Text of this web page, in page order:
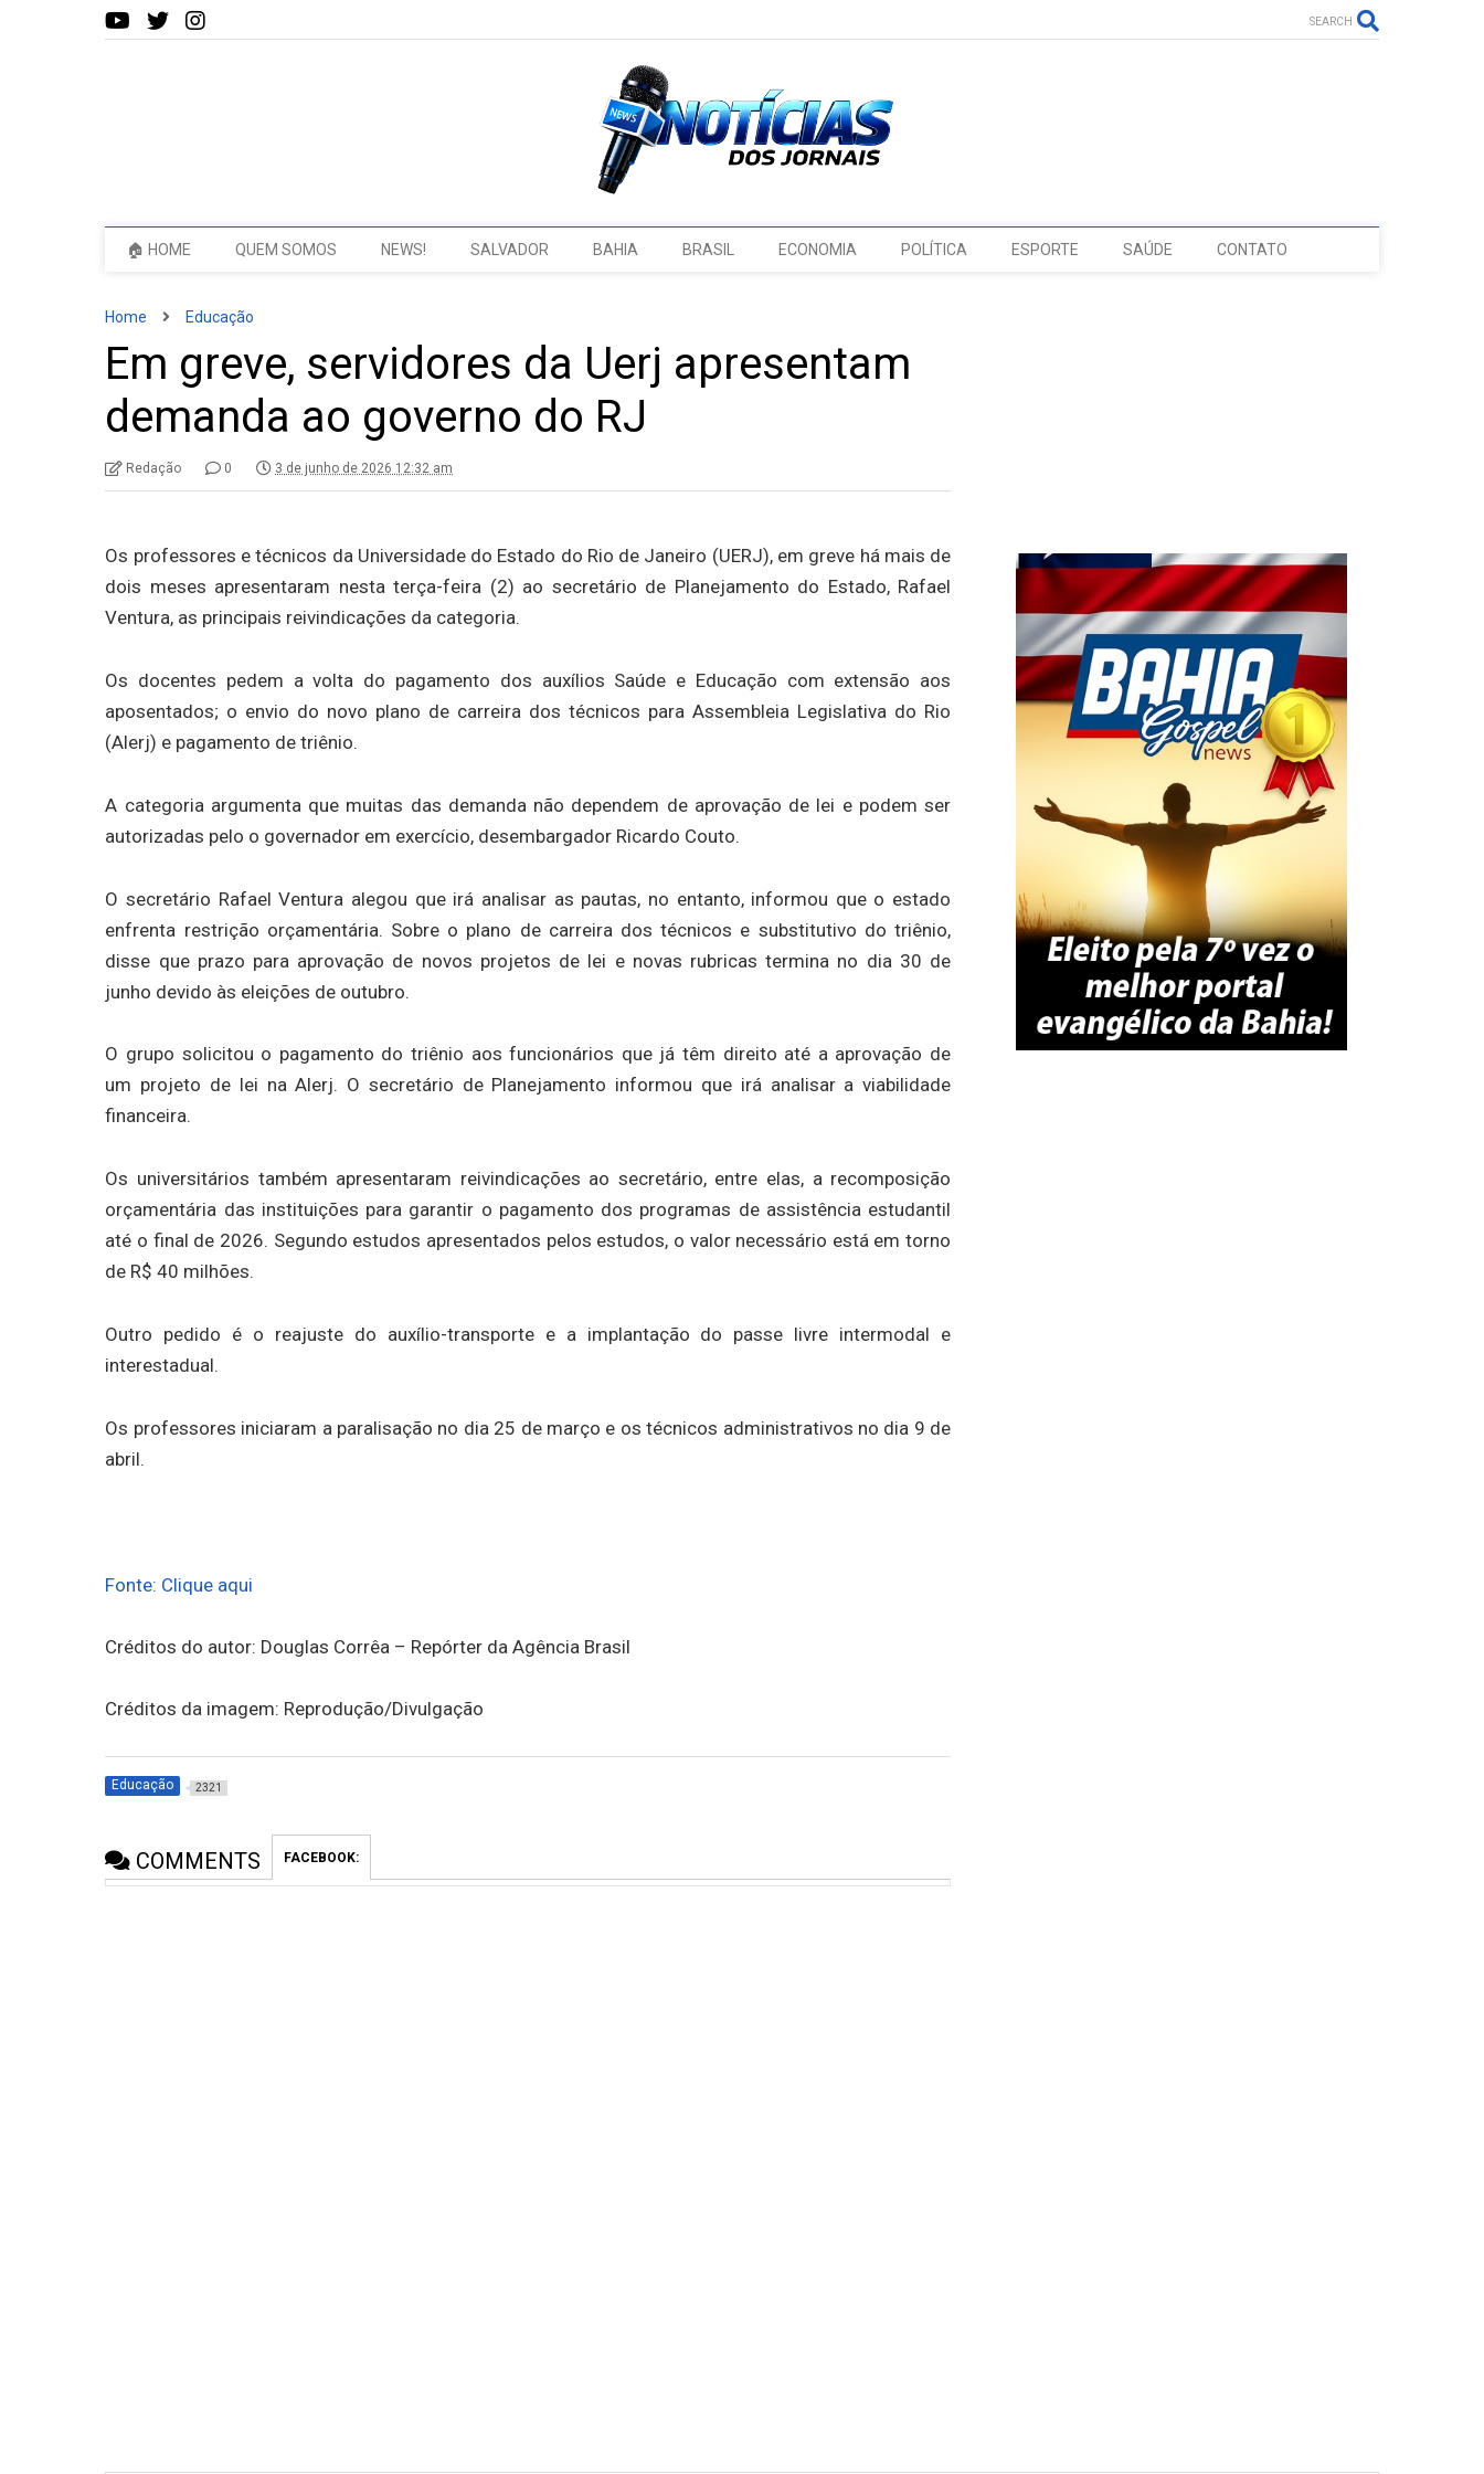
SEARCH
🏠 HOME QUEM SOMOS NEWS! SALVADOR BAHIA BRASIL ECONOMIA POLÍTICA ESPORTE SAÚDE CONTATO
Home Educação
Em greve, servidores da Uerj apresentam
demanda ao governo do RJ
Redação 0 3 de junho de 2026 12:32 am
Os professores e técnicos da Universidade do Estado do Rio de Janeiro (UERJ), em greve há mais de
dois meses apresentaram nesta terça-feira (2) ao secretário de Planejamento do Estado, Rafael
Ventura, as principais reivindicações da categoria.
Os docentes pedem a volta do pagamento dos auxílios Saúde e Educação com extensão aos
aposentados; o envio do novo plano de carreira dos técnicos para Assembleia Legislativa do Rio
(Alerj) e pagamento de triênio.
A categoria argumenta que muitas das demanda não dependem de aprovação de lei e podem ser
autorizadas pelo o governador em exercício, desembargador Ricardo Couto.
O secretário Rafael Ventura alegou que irá analisar as pautas, no entanto, informou que o estado
enfrenta restrição orçamentária. Sobre o plano de carreira dos técnicos e substitutivo do triênio,
disse que prazo para aprovação de novos projetos de lei e novas rubricas termina no dia 30 de
junho devido às eleições de outubro.
O grupo solicitou o pagamento do triênio aos funcionários que já têm direito até a aprovação de
um projeto de lei na Alerj. O secretário de Planejamento informou que irá analisar a viabilidade
financeira.
Os universitários também apresentaram reivindicações ao secretário, entre elas, a recomposição
orçamentária das instituições para garantir o pagamento dos programas de assistência estudantil
até o final de 2026. Segundo estudos apresentados pelos estudos, o valor necessário está em torno
de R$ 40 milhões.
Outro pedido é o reajuste do auxílio-transporte e a implantação do passe livre intermodal e
interestadual.
Os professores iniciaram a paralisação no dia 25 de março e os técnicos administrativos no dia 9 de
abril.
Fonte: Clique aqui
Créditos do autor: Douglas Corrêa – Repórter da Agência Brasil
Créditos da imagem: Reprodução/Divulgação
Educação 2321
COMMENTS FACEBOOK: